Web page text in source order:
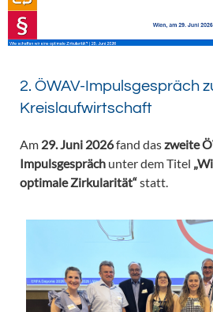
2. ÖWAV-Impulsgespräch
Kreislaufwirtschaft
Am 29. Juni 2026fand daszweite
Impulsgespräch unter dem Titel
optimale Zirkularität“statt.